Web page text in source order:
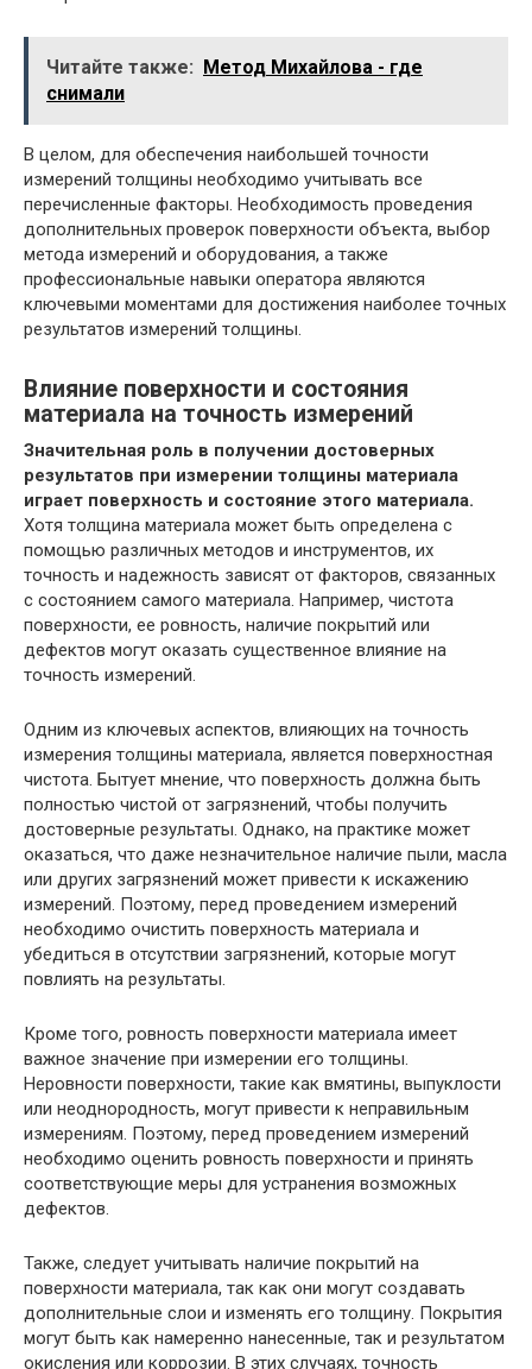
Читайте также: Метод Михайлова - где
снимали
В целом, для обеспечения наибольшей точности
измерений толщины необходимо учитывать все
перечисленные факторы. Необходимость проведения
дополнительных проверок поверхности объекта, выбор
метода измерений и оборудования, а также
профессиональные навыки оператора являются
ключевыми моментами для достижения наиболее точных
результатов измерений толщины.
Влияние поверхности и состояния
материала на точность измерений
Значительная роль в получении достоверных
результатов при измерении толщины материала
играет поверхность и состояние этого материала.
Хотя толщина материала может быть определена с
помощью различных методов и инструментов, их
точность и надежность зависят от факторов, связанных
с состоянием самого материала. Например, чистота
поверхности, ее ровность, наличие покрытий или
дефектов могут оказать существенное влияние на
точность измерений.
Одним из ключевых аспектов, влияющих на точность
измерения толщины материала, является поверхностная
чистота. Бытует мнение, что поверхность должна быть
полностью чистой от загрязнений, чтобы получить
достоверные результаты. Однако, на практике может
оказаться, что даже незначительное наличие пыли, масла
или других загрязнений может привести к искажению
измерений. Поэтому, перед проведением измерений
необходимо очистить поверхность материала и
убедиться в отсутствии загрязнений, которые могут
повлиять на результаты.
Кроме того, ровность поверхности материала имеет
важное значение при измерении его толщины.
Неровности поверхности, такие как вмятины, выпуклости
или неоднородность, могут привести к неправильным
измерениям. Поэтому, перед проведением измерений
необходимо оценить ровность поверхности и принять
соответствующие меры для устранения возможных
дефектов.
Также, следует учитывать наличие покрытий на
поверхности материала, так как они могут создавать
дополнительные слои и изменять его толщину. Покрытия
могут быть как намеренно нанесенные, так и результатом
окисления или коррозии. В этих случаях, точность